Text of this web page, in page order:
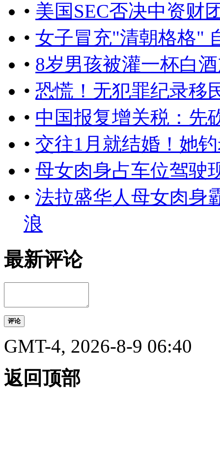
• 美国SEC否决中资财
• 女子冒充"清朝格格"
• 8岁男孩被灌一杯白
• 恐慌！无犯罪纪录移
• 中国报复增关税：先
• 交往1月就结婚！她
• 母女肉身占车位驾驶
• 法拉盛华人母女肉身
浪
最新评论
评论
GMT-4, 2026-8-9 06:40
返回顶部